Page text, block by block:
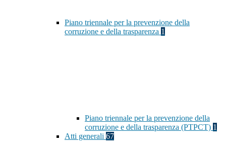
Piano triennale per la prevenzione della
corruzione e della trasparenza 1
Piano triennale per la prevenzione della
corruzione e della trasparenza (PTPCT) 1
Atti generali 67